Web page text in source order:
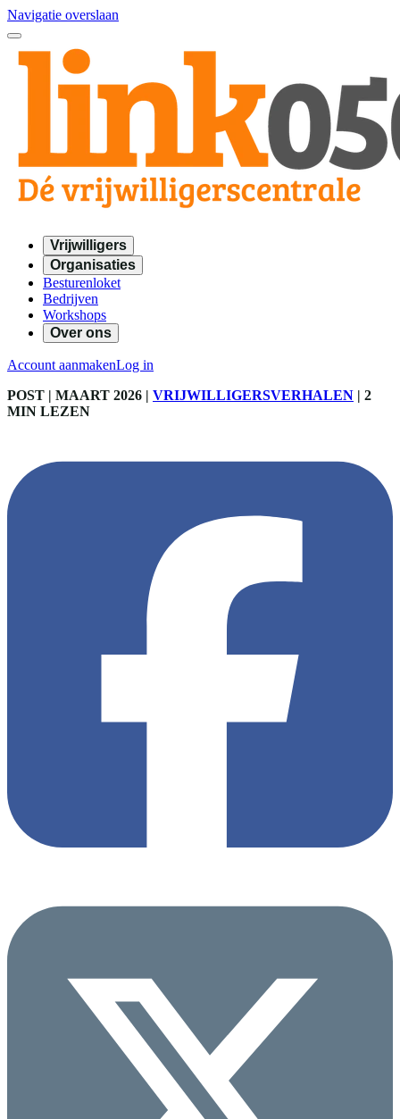
Navigatie overslaan
Vrijwilligers
Organisaties
Besturenloket
Bedrijven
Workshops
Over ons
Account aanmakenLog in
POST | MAART 2026 | VRIJWILLIGERSVERHALEN | 2
MIN LEZEN